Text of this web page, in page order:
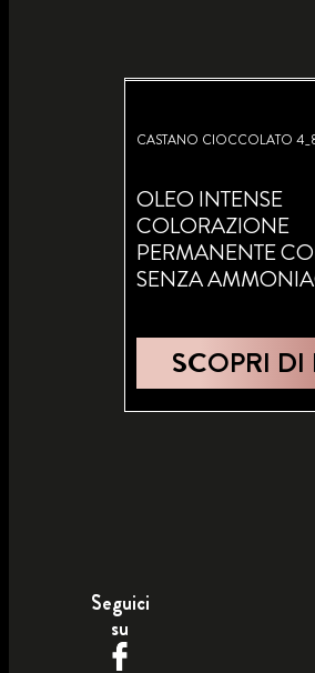
CASTANO CIOCCOLATO
OLEO INTENSE
COLORAZIONE
PERMANENTE
SENZA
SCOPRI DI
Seguici
su